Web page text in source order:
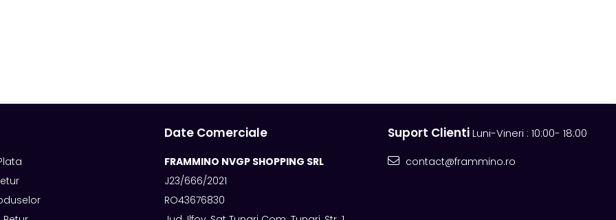
Date Comerciale
FRAMMINO NVGP SHOPPING SRL
J23/666/2021
RO43676830
Suport ClientiLuni-Vineri : 10:00- 18:00
contact@frammino.ro